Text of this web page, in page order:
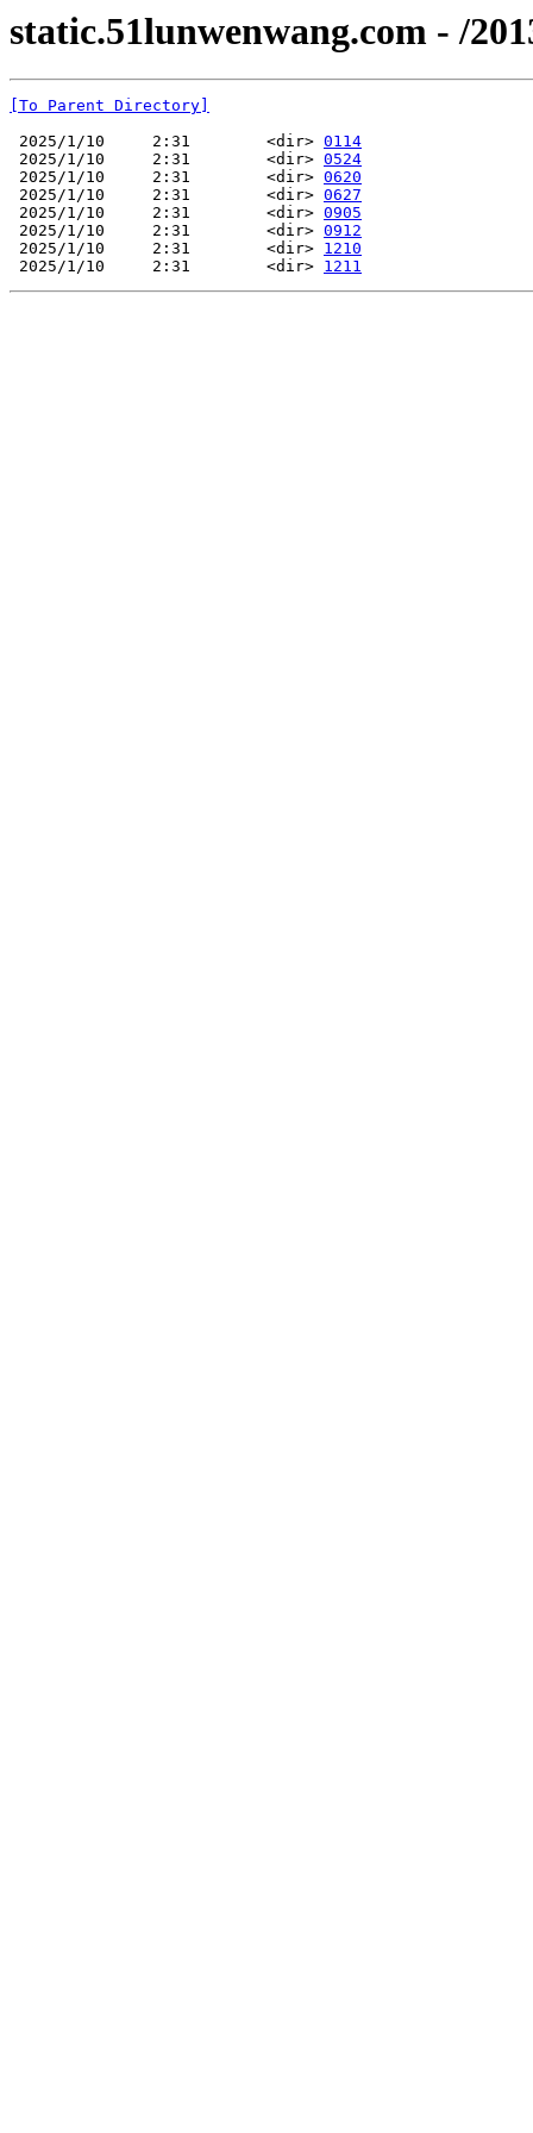
static.51lunwenwang.com - /
[To Parent Directory]
2025/1/10     2:31        <dir> 0114
2025/1/10     2:31        <dir> 0524
2025/1/10     2:31        <dir> 0620
2025/1/10     2:31        <dir> 0627
2025/1/10     2:31        <dir> 0905
2025/1/10     2:31        <dir> 0912
2025/1/10     2:31        <dir> 1210
2025/1/10     2:31        <dir> 1211